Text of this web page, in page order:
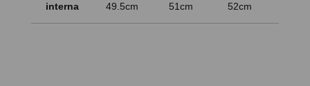
interna
49.5cm
51cm
52cm